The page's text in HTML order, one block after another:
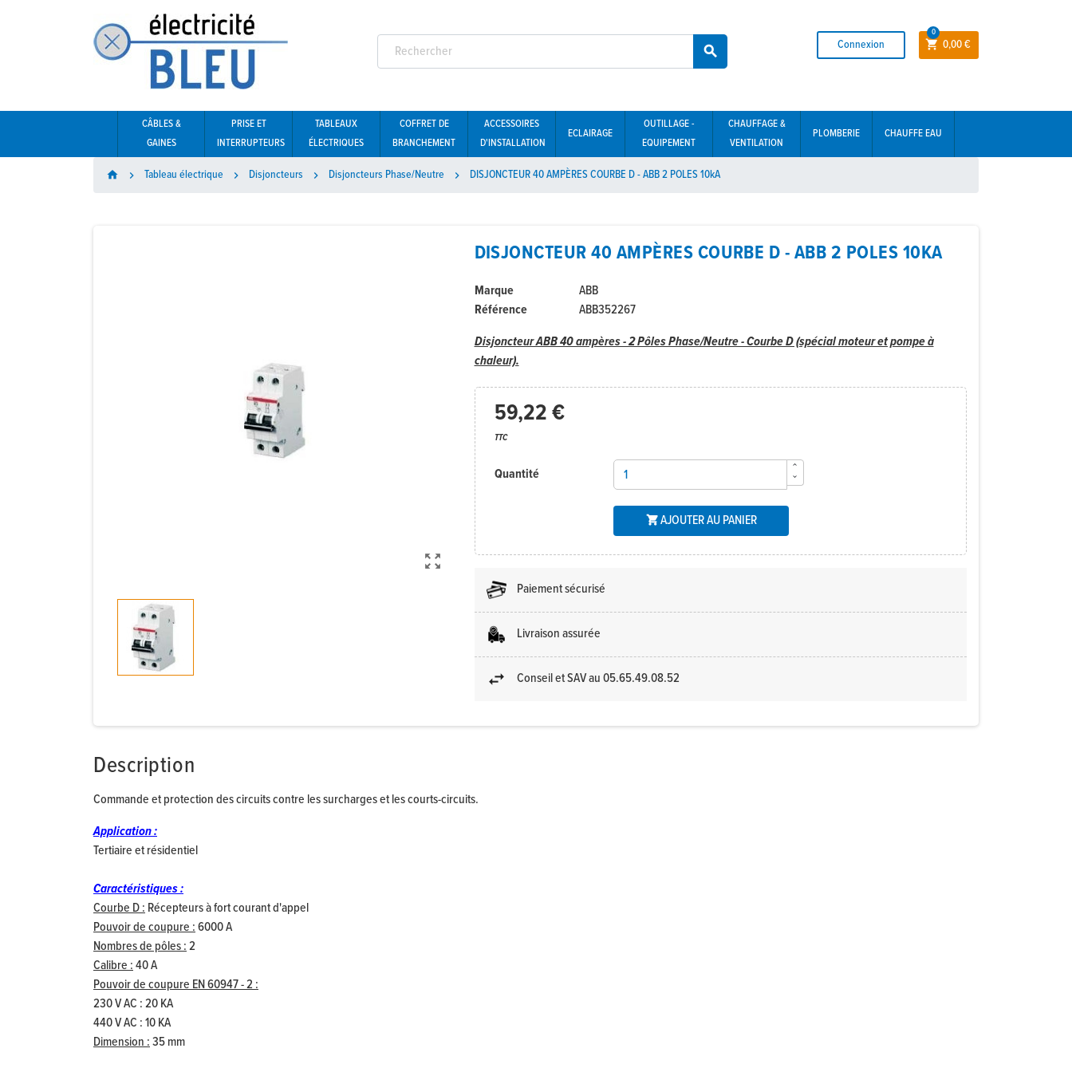
 Connexion  0,00 €
0
CÂBLES &
GAINES
PRISE ET
INTERRUPTEURS
TABLEAUX
ÉLECTRIQUES
COFFRET DE
BRANCHEMENT
ACCESSOIRES
D'INSTALLATION
ECLAIRAGE
OUTILLAGE -
EQUIPEMENT
CHAUFFAGE &
VENTILATION
PLOMBERIE CHAUFFE EAU
home  Tableau électrique  Disjoncteurs  Disjoncteurs Phase/Neutre  DISJONCTEUR 40 AMPÈRES COURBE D - ABB 2 POLES 10kA

DISJONCTEUR 40 AMPÈRES COURBE D - ABB 2 POLES 10KA
Marque
ABB
Référence
ABB352267
Disjoncteur ABB 40 ampères - 2 Pôles Phase/Neutre - Courbe D (spécial moteur et pompe à
chaleur).
59,22 €
TTC
Quantité
AJOUTER AU PANIER
Paiement sécurisé
Livraison assurée
Conseil et SAV au 05.65.49.08.52
Description
Commande et protection des circuits contre les surcharges et les courts-circuits.
Application :
Tertiaire et résidentiel
Caractéristiques :
Courbe D : Récepteurs à fort courant d'appel
Pouvoir de coupure :6000 A
Nombres de pôles :2
Calibre :40 A
Pouvoir de coupure EN 60947 - 2 :
230 V AC : 20 KA
440 V AC : 10 KA
Dimension :35 mm